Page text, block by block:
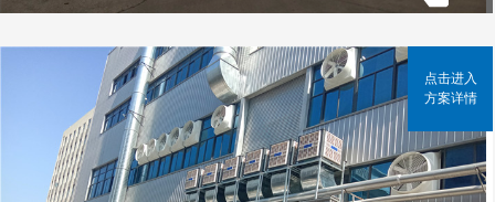
点击进入
方案详情